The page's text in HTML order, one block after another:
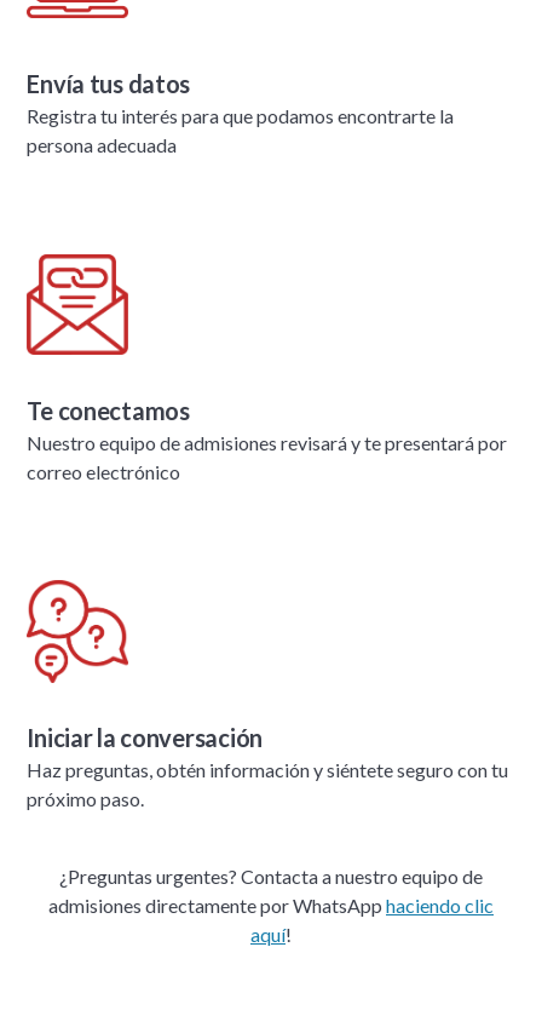
Envía tus datos
Registra tu interés para que podamos encontrarte la
persona adecuada
Te conectamos
Nuestro equipo de admisiones revisará y te presentará por
correo electrónico
Iniciar la conversación
Haz preguntas, obtén información y siéntete seguro con tu
próximo paso.
¿Preguntas urgentes? Contacta a nuestro equipo de
admisiones directamente por WhatsApp haciendo clic
aquí!